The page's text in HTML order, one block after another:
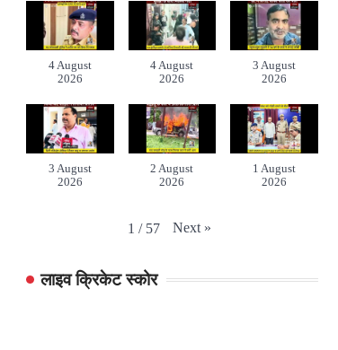
4 August
2026
4 August
2026
3 August
2026
3 August
2026
2 August
2026
1 August
2026
1 / 57 Next »
लाइव क्रिकेट स्कोर